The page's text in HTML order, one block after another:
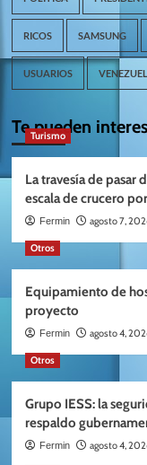
RICOS SAMSUNG
USUARIOS
Te pueden
Turismo
La travesía de
escala de crucero
Fermin agosto 7,
Otros
Equipamiento de
proyecto
Fermin agosto 4,
Otros
Grupo IESS: la
respaldo
Fermin agosto 4,